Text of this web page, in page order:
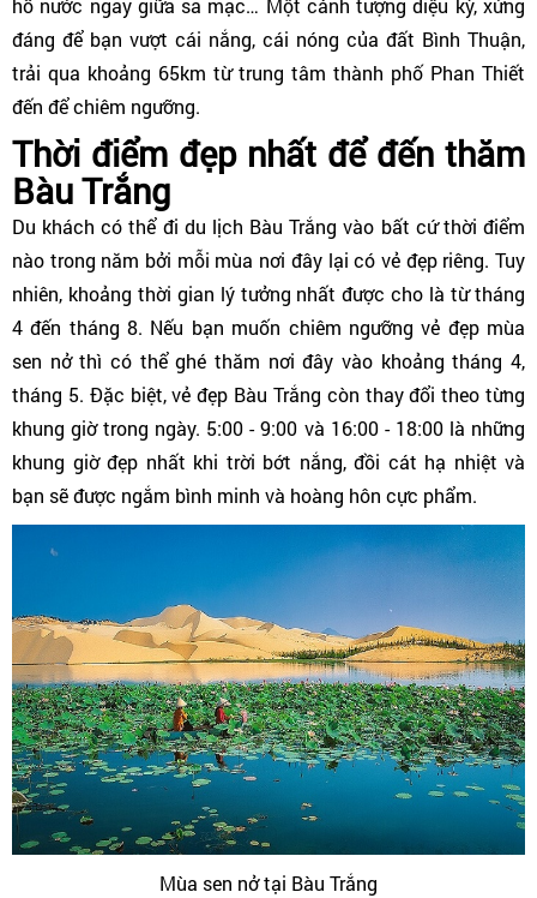
hồ nước ngay giữa sa mạc… Một cảnh tượng diệu kỳ, xứng
đáng để bạn vượt cái nắng, cái nóng của đất Bình Thuận,
trải qua khoảng 65km từ trung tâm thành phố Phan Thiết
đến để chiêm ngưỡng.
Thời điểm đẹp nhất để đến thăm
Bàu Trắng
Du khách có thể đi du lịch Bàu Trắng vào bất cứ thời điểm
nào trong năm bởi mỗi mùa nơi đây lại có vẻ đẹp riêng. Tuy
nhiên, khoảng thời gian lý tưởng nhất được cho là từ tháng
4 đến tháng 8. Nếu bạn muốn chiêm ngưỡng vẻ đẹp mùa
sen nở thì có thể ghé thăm nơi đây vào khoảng tháng 4,
tháng 5. Đặc biệt, vẻ đẹp Bàu Trắng còn thay đổi theo từng
khung giờ trong ngày. 5:00 - 9:00 và 16:00 - 18:00 là những
khung giờ đẹp nhất khi trời bớt nắng, đồi cát hạ nhiệt và
bạn sẽ được ngắm bình minh và hoàng hôn cực phẩm.
Mùa sen nở tại Bàu Trắng